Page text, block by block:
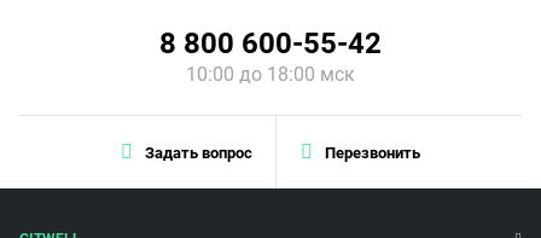
Задать вопрос Перезвонить
8 800 600-55-42
10:00 до 18:00 мск